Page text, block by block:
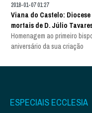
2018-01-07 01:27
Viana do Castelo:
mortais de D. Júlio
Homenagem ao primeiro
aniversário da sua criação
ESPECIAIS ECCLESIA